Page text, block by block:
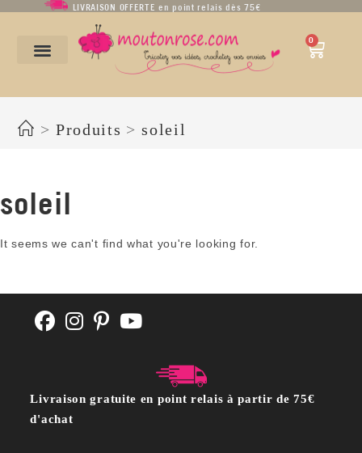
LIVRAISON OFFERTE en point relais dès 75€
0
> Produits > soleil
soleil
It seems we can't find what you're looking for.
Livraison gratuite en point relais à partir de 75€
d'achat